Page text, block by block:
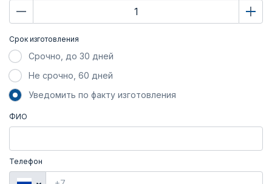
Срок изготовления
Срочно, до 30 дней
Не срочно, 60 дней
Уведомить по факту изготовления
ФИО
Телефон